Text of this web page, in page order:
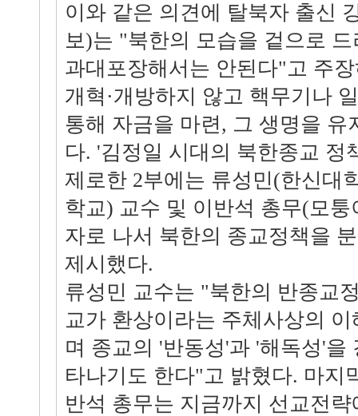
이와 같은 의견에 탈북자 출신
보)는 "북한의 모습을 겉으로
과대포장해서는 안된다"고 주
개혁·개방하지 않고 핵무기나
통해 자금을 마련, 그 생명을 유
다. '김정일 시대의 북한종교 정
제로한 2부에는 류성민(한신대
학교) 교수 및 이반석 총무(모
자로 나서 북한의 종교정책을
제시했다.
류성민 교수는 "북한의 반종교
교가 환상이라는 주체사상의
며 종교의 '반동성'과 '해독성'을
타나기도 한다"고 밝혔다. 마지
반석 총무는 지금까지 선교전